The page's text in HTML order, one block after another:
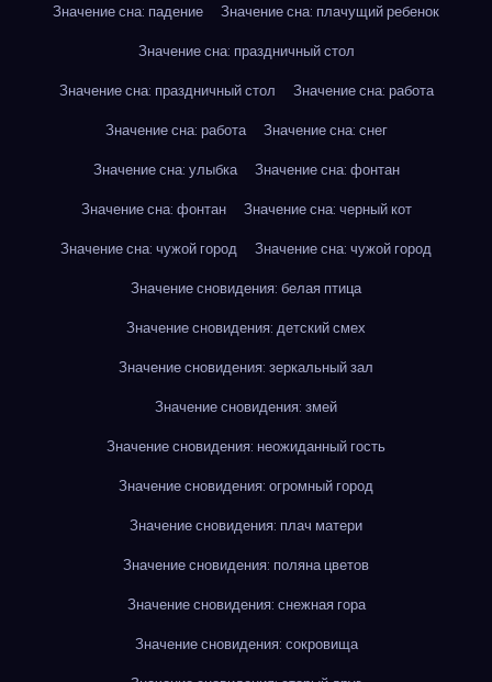
Значение сна: падение
Значение сна: плачущий ребенок
Значение сна: праздничный стол
Значение сна: праздничный стол
Значение сна: работа
Значение сна: работа
Значение сна: снег
Значение сна: улыбка
Значение сна: фонтан
Значение сна: фонтан
Значение сна: черный кот
Значение сна: чужой город
Значение сна: чужой город
Значение сновидения: белая птица
Значение сновидения: детский смех
Значение сновидения: зеркальный зал
Значение сновидения: змей
Значение сновидения: неожиданный гость
Значение сновидения: огромный город
Значение сновидения: плач матери
Значение сновидения: поляна цветов
Значение сновидения: снежная гора
Значение сновидения: сокровища